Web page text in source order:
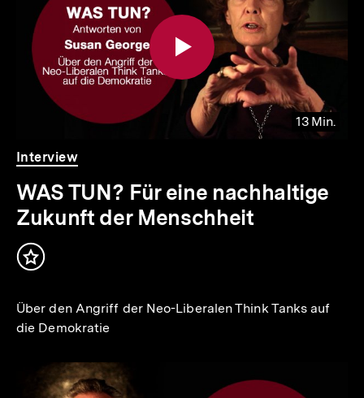
13 Min.
Video
Dauer
13
Min.
Interview
WAS TUN? Für eine nachhaltige
Zukunft der Menschheit
Inhalt
Über den Angriff der Neo-Liberalen Think Tanks auf
die Demokratie